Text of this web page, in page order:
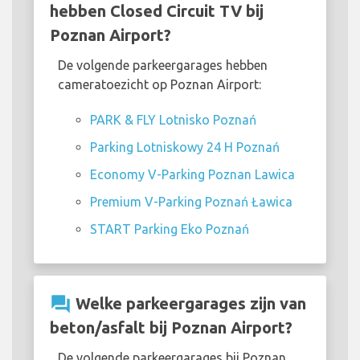
hebben Closed Circuit TV bij
Poznan Airport?
De volgende parkeergarages hebben
cameratoezicht op Poznan Airport:
PARK & FLY Lotnisko Poznań
Parking Lotniskowy 24 H Poznań
Economy V-Parking Poznan Lawica
Premium V-Parking Poznań Ławica
START Parking Eko Poznań
question_answer Welke parkeergarages zijn van
beton/asfalt bij Poznan Airport?